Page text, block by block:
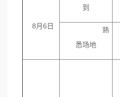
8月6日
到
熟
悉场地